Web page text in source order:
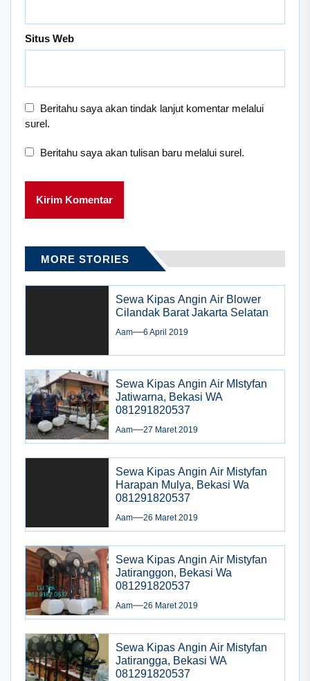
Situs Web
Beritahu saya akan tindak lanjut komentar melalui
surel.
Beritahu saya akan tulisan baru melalui surel.
MORE STORIES
Sewa Kipas Angin Air Blower
Cilandak Barat Jakarta Selatan
Aam 6 April 2019
Sewa Kipas Angin Air MIstyfan
Jatiwarna, Bekasi WA
081291820537
Aam 27 Maret 2019
Sewa Kipas Angin Air Mistyfan
Harapan Mulya, Bekasi Wa
081291820537
Aam 26 Maret 2019
Sewa Kipas Angin Air Mistyfan
Jatiranggon, Bekasi Wa
081291820537
Aam 26 Maret 2019
Sewa Kipas Angin Air Mistyfan
Jatirangga, Bekasi WA
081291820537